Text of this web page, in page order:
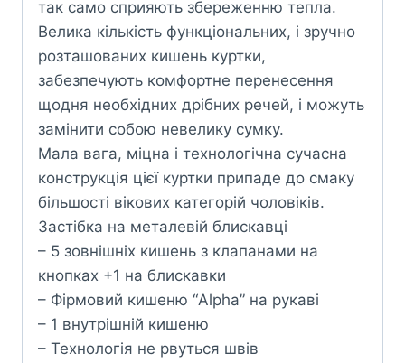
так само сприяють збереженню тепла.
Велика кількість функціональних, і зручно
розташованих кишень куртки,
забезпечують комфортне перенесення
щодня необхідних дрібних речей, і можуть
замінити собою невелику сумку.
Мала вага, міцна і технологічна сучасна
конструкція цієї куртки припаде до смаку
більшості вікових категорій чоловіків.
Застібка на металевій блискавці
– 5 зовнішніх кишень з клапанами на
кнопках +1 на блискавки
– Фірмовий кишеню “Alpha” на рукаві
– 1 внутрішній кишеню
– Технологія не рвуться швів